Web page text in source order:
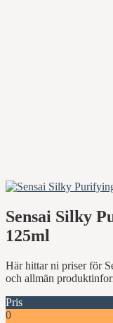
Sensai Silky
125ml
Här hittar ni priser för
och allmän
Pris
0